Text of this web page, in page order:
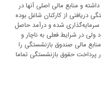
و منابع مالی اصلی آنها در
دریافتی از کارکنان شاغل بوده
سرمایه‌گذاری شده و درآمد حاصل
در شرایط فعلی به ناچار و
که حدود ٢٣درصد منابع مالی صندوق بازنشستگی را
پرداخت حقوق بازنشستگی تماما